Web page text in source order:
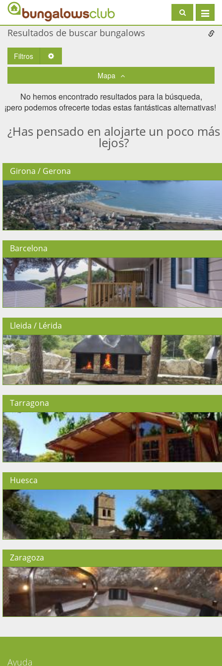
Toggle
Resultados de buscar bungalows
Filtros
Mapa
No hemos encontrado resultados para la búsqueda,
¡pero podemos ofrecerte todas estas fantásticas alternativas! ​
¿Has pensado en alojarte un poco más
lejos?
Girona / Gerona
Barcelona
Lleida / Lérida
Tarragona
Huesca
Zaragoza
Ayuda